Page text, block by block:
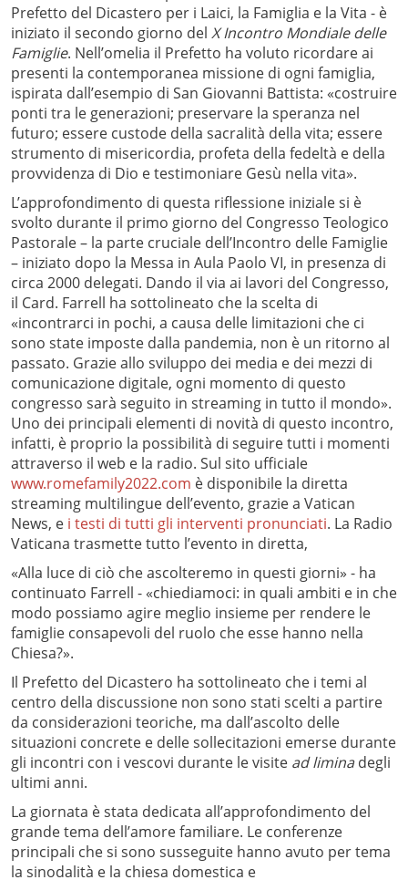
Prefetto del Dicastero per i Laici, la Famiglia e la Vita - è
iniziato il secondo giorno del X Incontro Mondiale delle
Famiglie. Nell’omelia il Prefetto ha voluto ricordare ai
presenti la contemporanea missione di ogni famiglia,
ispirata dall’esempio di San Giovanni Battista: «costruire
ponti tra le generazioni; preservare la speranza nel
futuro; essere custode della sacralità della vita; essere
strumento di misericordia, profeta della fedeltà e della
provvidenza di Dio e testimoniare Gesù nella vita».
L’approfondimento di questa riflessione iniziale si è
svolto durante il primo giorno del Congresso Teologico
Pastorale – la parte cruciale dell’Incontro delle Famiglie
– iniziato dopo la Messa in Aula Paolo VI, in presenza di
circa 2000 delegati. Dando il via ai lavori del Congresso,
il Card. Farrell ha sottolineato che la scelta di
«incontrarci in pochi, a causa delle limitazioni che ci
sono state imposte dalla pandemia, non è un ritorno al
passato. Grazie allo sviluppo dei media e dei mezzi di
comunicazione digitale, ogni momento di questo
congresso sarà seguito in streaming in tutto il mondo».
Uno dei principali elementi di novità di questo incontro,
infatti, è proprio la possibilità di seguire tutti i momenti
attraverso il web e la radio. Sul sito ufficiale
www.romefamily2022.com è disponibile la diretta
streaming multilingue dell’evento, grazie a Vatican
News, e i testi di tutti gli interventi pronunciati. La Radio
Vaticana trasmette tutto l’evento in diretta,
«Alla luce di ciò che ascolteremo in questi giorni» - ha
continuato Farrell - «chiediamoci: in quali ambiti e in che
modo possiamo agire meglio insieme per rendere le
famiglie consapevoli del ruolo che esse hanno nella
Chiesa?».
Il Prefetto del Dicastero ha sottolineato che i temi al
centro della discussione non sono stati scelti a partire
da considerazioni teoriche, ma dall’ascolto delle
situazioni concrete e delle sollecitazioni emerse durante
gli incontri con i vescovi durante le visite ad liminadegli
ultimi anni.
La giornata è stata dedicata all’approfondimento del
grande tema dell’amore familiare. Le conferenze
principali che si sono susseguite hanno avuto per tema
la sinodalità e la chiesa domestica e